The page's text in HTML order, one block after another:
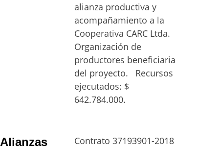
alianza productiva y
acompañamiento a la
Cooperativa CARC Ltda.
Organización de
productores beneficiaria
del proyecto.   Recursos
ejecutados: $
642.784.000.
Alianzas
Contrato 37193901-2018